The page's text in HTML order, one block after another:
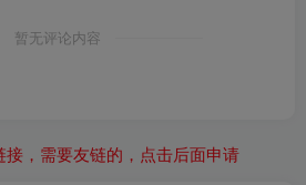
暂无评论内容
，需要友链的，点击后面申请